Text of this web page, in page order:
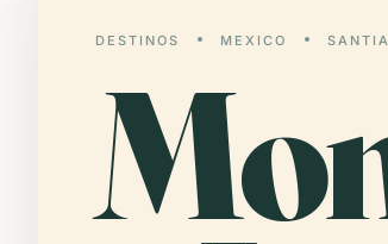
DESTINOS MEXICO